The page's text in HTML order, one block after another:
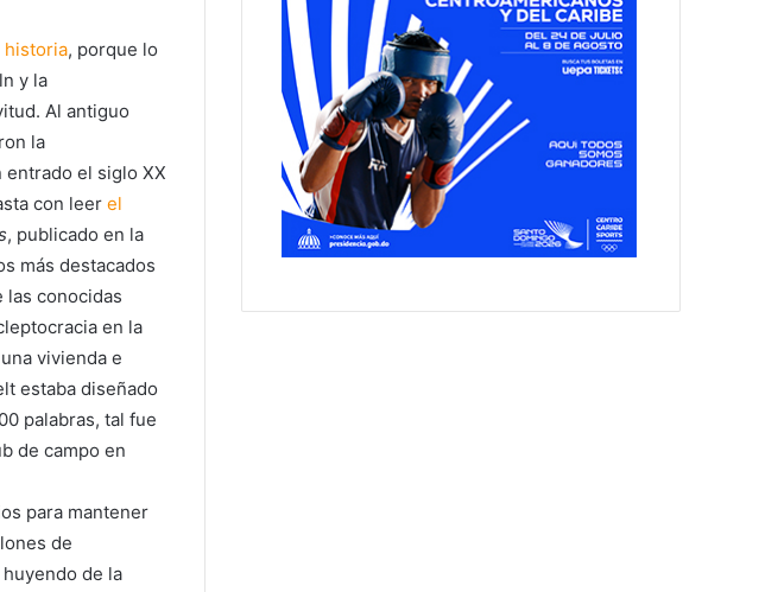
historia, porque lo
y la
Al antiguo
la
el siglo XX
con leer el
, publicado en la
más destacados
las conocidas
en la
vivienda e
estaba diseñado
palabras, tal fue
de campo en
para mantener
de
de la